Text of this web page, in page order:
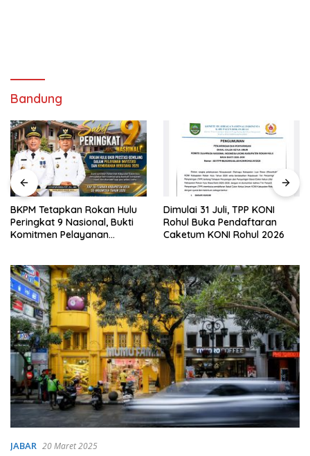
Bandung
BKPM Tetapkan Rokan Hulu
Peringkat 9 Nasional, Bukti
Komitmen Pelayanan
Dimulai 31 Juli, TPP KONI
Rohul Buka Pendaftaran
Caketum KONI Rohul 2026
JABAR 20 Maret 2025